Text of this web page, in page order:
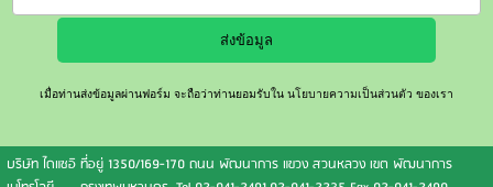
เมื่อท่านส่งข้อมูลผ่านฟอร์ม จะถือว่าท่านยอมรับในนโยบายความเป็นส่วนตัว ของเรา
บริษัท ไดแซอิที่อยู่ 1350/169-170 ถนน พัฒนาการ แขวง สวนหลวง เขต พัฒนาการ